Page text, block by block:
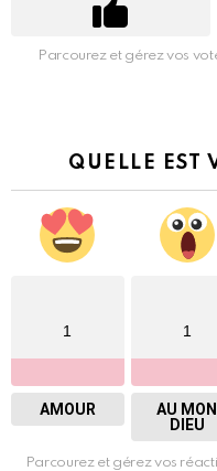
Parcourez et gérez vos
QUELLE EST
1
AMOUR
1
AU MON
DIEU
Parcourez et gérez vos